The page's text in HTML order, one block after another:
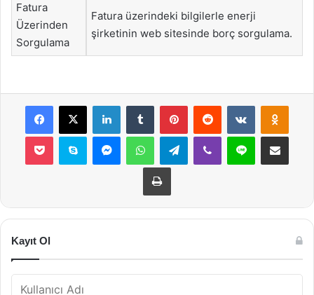
Fatura
Üzerinden
Sorgulama
Fatura üzerindeki bilgilerle enerji
şirketinin web sitesinde borç sorgulama.
Facebook
X LinkedInTumblr PinterestReddit VKontakte
Pocket Skype MessengerWhatsAppTelegramViber Line E-Posta ile
Yazdır
Kayıt Ol